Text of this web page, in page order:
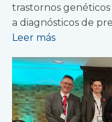
trastornos genéticos
a diagnósticos de
Leer más